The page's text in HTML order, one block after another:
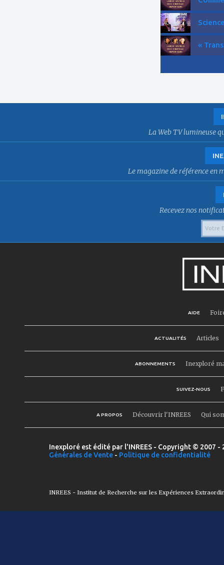
«
La Web TV lumineuse
Le magazine de référence en
Recevez nos
AIDE
ACTUALITÉS Articles
ABONNEMENTS Inexploré
SUIVEZ-NOUS
A PROPOS Découvrir l'INREES Qui
Inexploré est édité par l'INREES - Copyright © 2007
Générales de Vente - Politique de confidentialité
INREES - Institut de Recherche sur les Expériences